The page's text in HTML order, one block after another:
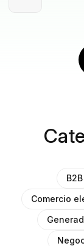
B2B
Comercio